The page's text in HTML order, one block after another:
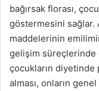
bağırsak florası,
göstermesini sağlar.
maddelerinin
gelişim süreçlerinde
çocukların
alması, onların